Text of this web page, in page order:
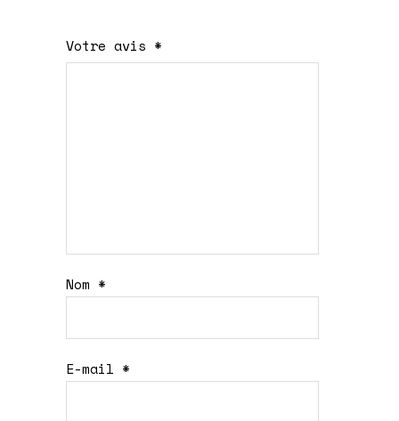
sur
sur
sur 5
sur 5
sur 5
Votre avis *
Nom *
E-mail *